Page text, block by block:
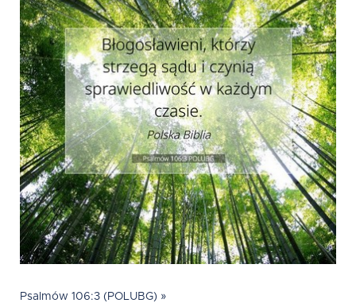
Psalmów 106:3 (POLUBG) »